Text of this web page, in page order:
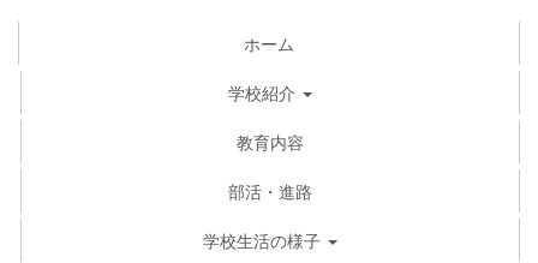
ホーム
学校紹介
教育内容
部活・進路
学校生活の様子